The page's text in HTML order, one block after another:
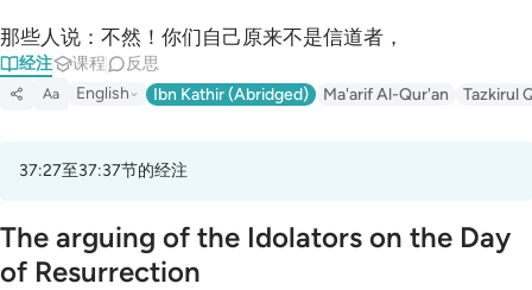
那些人说：不然！你们自己原来不是信道者，
经注 课程 反思
Aa English Ibn Kathir (Abridged) Ma'arif Al-Qur'an Tazkirul
37:27至37:37节的经注
The arguing of the Idolators on the Day
of Resurrection